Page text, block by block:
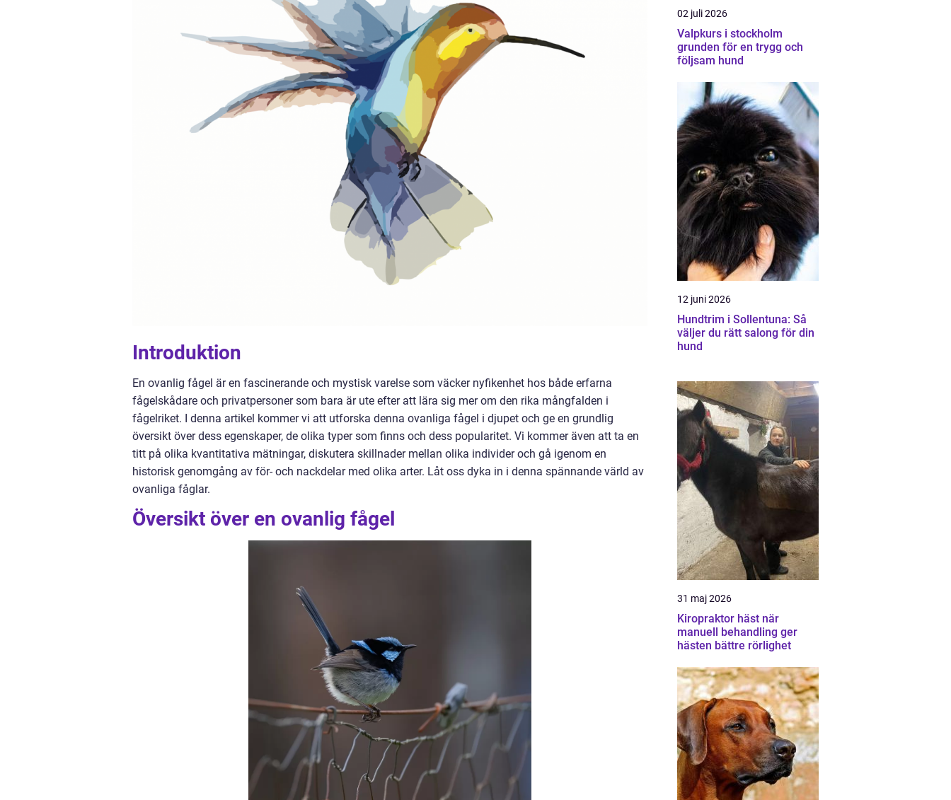
Introduktion
En ovanlig fågel är en fascinerande och mystisk varelse som väcker nyfikenhet hos både erfarna
fågelskådare och privatpersoner som bara är ute efter att lära sig mer om den rika mångfalden i
fågelriket. I denna artikel kommer vi att utforska denna ovanliga fågel i djupet och ge en grundlig
översikt över dess egenskaper, de olika typer som finns och dess popularitet. Vi kommer även att ta en
titt på olika kvantitativa mätningar, diskutera skillnader mellan olika individer och gå igenom en
historisk genomgång av för- och nackdelar med olika arter. Låt oss dyka in i denna spännande värld av
ovanliga fåglar.
Översikt över en ovanlig fågel
02 juli 2026
Valpkurs i stockholm
grunden för en trygg och
följsam hund
12 juni 2026
Hundtrim i Sollentuna: Så
väljer du rätt salong för din
hund
31 maj 2026
Kiropraktor häst när
manuell behandling ger
hästen bättre rörlighet